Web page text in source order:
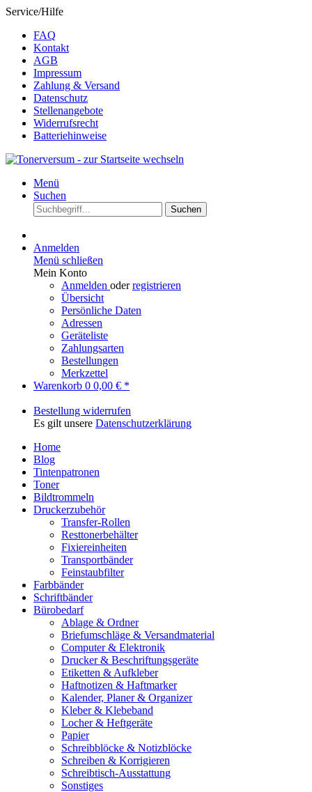
Service/Hilfe
FAQ
Kontakt
AGB
Impressum
Zahlung & Versand
Datenschutz
Stellenangebote
Widerrufsrecht
Batteriehinweise
Menü
Suchen
Suchen
Anmelden
Menü schließen
Mein Konto
Anmelden oderregistrieren
Übersicht
Persönliche Daten
Adressen
Geräteliste
Zahlungsarten
Bestellungen
Merkzettel
Warenkorb 0 0,00 € *
Bestellung widerrufen
Es gilt unsere Datenschutzerklärung
Home
Blog
Tintenpatronen
Toner
Bildtrommeln
Druckerzubehör
Transfer-Rollen
Resttonerbehälter
Fixiereinheiten
Transportbänder
Feinstaubfilter
Farbbänder
Schriftbänder
Bürobedarf
Ablage & Ordner
Briefumschläge & Versandmaterial
Computer & Elektronik
Drucker & Beschriftungsgeräte
Etiketten & Aufkleber
Haftnotizen & Haftmarker
Kalender, Planer & Organizer
Kleber & Klebeband
Locher & Heftgeräte
Papier
Schreibblöcke & Notizblöcke
Schreiben & Korrigieren
Schreibtisch-Ausstattung
Sonstiges